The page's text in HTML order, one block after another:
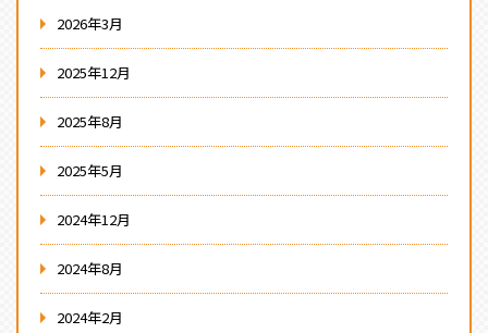
2026年3月
2025年12月
2025年8月
2025年5月
2024年12月
2024年8月
2024年2月